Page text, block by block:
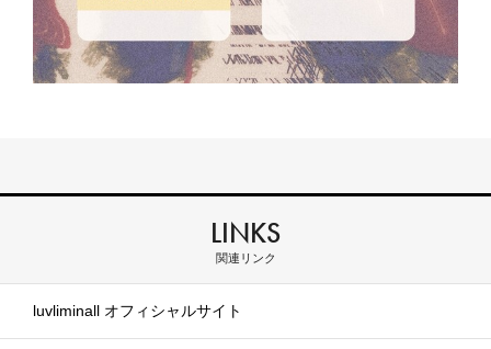
LINKS
関連リンク
luvliminall オフィシャルサイト